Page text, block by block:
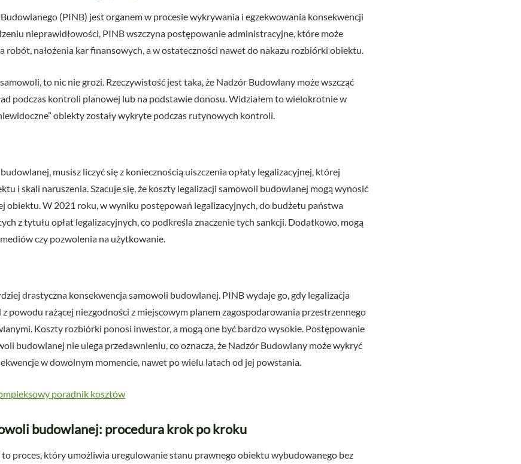
(PINB) jest organem w procesie wykrywania i egzekwowania konsekwencji
nieprawidłowości, PINB wszczyna postępowanie administracyjne, które może
robót, nałożenia kar finansowych, a w ostateczności nawet do nakazu rozbiórki obiektu.
to nic nie grozi. Rzeczywistość jest taka, że Nadzór Budowlany może wszcząć
podczas kontroli planowej lub na podstawie donosu. Widziałem to wielokrotnie w
obiekty zostały wykryte podczas rutynowych kontroli.
musisz liczyć się z koniecznością uiszczenia opłaty legalizacyjnej, której
i skali naruszenia. Szacuje się, że koszty legalizacji samowoli budowlanej mogą wynosić
obiektu. W 2021 roku, w wyniku postępowań legalizacyjnych, do budżetu państwa
z tytułu opłat legalizacyjnych, co podkreśla znaczenie tych sankcji. Dodatkowo, mogą
czy pozwolenia na użytkowanie.
drastyczna konsekwencja samowoli budowlanej. PINB wydaje go, gdy legalizacja
z powodu rażącej niezgodności z miejscowym planem zagospodarowania przestrzennego
Koszty rozbiórki ponosi inwestor, a mogą one być bardzo wysokie. Postępowanie
budowlanej nie ulega przedawnieniu, co oznacza, że Nadzór Budowlany może wykryć
w dowolnym momencie, nawet po wielu latach od jej powstania.
poradnik kosztów
budowlanej: procedura krok po kroku
proces, który umożliwia uregulowanie stanu prawnego obiektu wybudowanego bez